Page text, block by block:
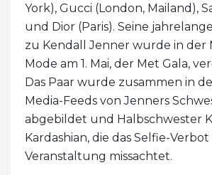
York), Gucci (London, Mailand),
und Dior (Paris). Seine
zu Kendall Jenner wurde in der
Mode am 1. Mai, der Met Gala,
Das Paar wurde zusammen in
Media-Feeds von Jenners
abgebildet und Halbschwester
Kardashian, die das Selfie-
Veranstaltung missachtet.